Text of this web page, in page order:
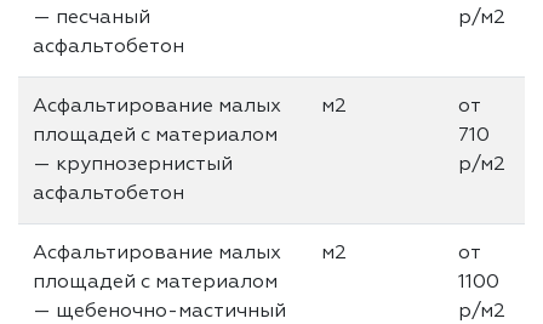
— песчаный
асфальтобетон
р/м2
Асфальтирование малых
площадей с материалом
— крупнозернистый
асфальтобетон
м2
от
710
р/м2
Асфальтирование малых
площадей с материалом
— щебеночно-мастичный
м2
от
1100
р/м2